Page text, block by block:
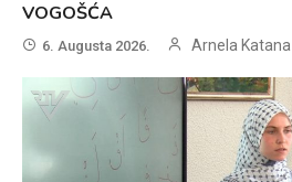
VOGOŠĆA
6. Augusta 2026. Arnela Katana